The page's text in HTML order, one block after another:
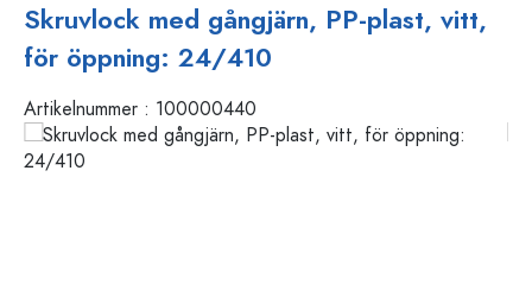
Skruvlock med gångjärn, PP-plast, vitt,
för öppning: 24/410
Artikelnummer : 100000440